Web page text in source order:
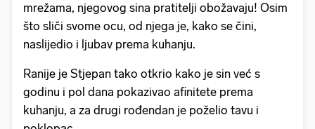
mrežama, njegovog sina pratitelji obožavaju! Osim
što sliči svome ocu, od njega je, kako se čini,
naslijedio i ljubav prema kuhanju.
Ranije je Stjepan tako otkrio kako je sin već s
godinu i pol dana pokazivao afinitete prema
kuhanju, a za drugi rođendan je poželio tavu i